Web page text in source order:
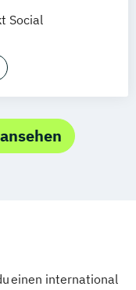
Social
einen international